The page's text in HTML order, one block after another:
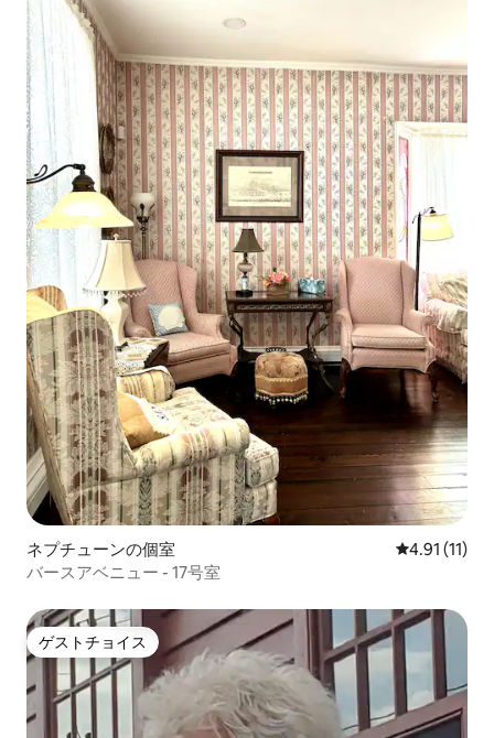
ネプチューンの個室 レビュー11
4.91 (11)
バースアベニュー - 17号室
ゲストチョイス
ゲストチョイス